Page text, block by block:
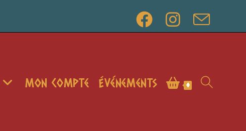
Mon compte Événements 0 Toggle